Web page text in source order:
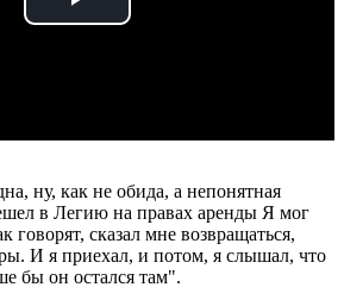
Play
ну, как не обида, а непонятная
в Легию на правах аренды Я мог
говорят, сказал мне возвращаться,
И я приехал, и потом, я слышал, что
бы он остался там".